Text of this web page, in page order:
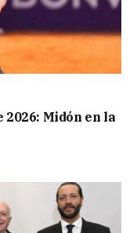
2026: Midón en la